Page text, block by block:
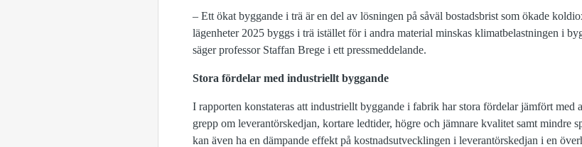
– Ett ökat byggande i trä är en del av lösningen på såväl bostadsbrist som ökade
lägenheter 2025 byggs i trä istället för i andra material minskas klimatbelastningen i
säger professor Staffan Brege i ett pressmeddelande.
Stora fördelar med industriellt byggande
I rapporten konstateras att industriellt byggande i fabrik har stora fördelar jämfört med
grepp om leverantörskedjan, kortare ledtider, högre och jämnare kvalitet samt mindre
kan även ha en dämpande effekt på kostnadsutvecklingen i leverantörskedjan i en